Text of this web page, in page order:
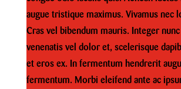
augue tristique maximus. Vivamus nec
Cras vel bibendum mauris. Integer
venenatis vel dolor et, scelerisque
et eros ex. In fermentum hendrerit
fermentum. Morbi eleifend ante ac